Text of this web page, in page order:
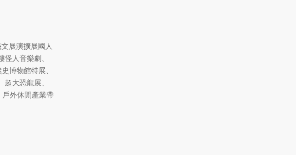
展演擴展國人
人音樂劇、
博物館特展、
大恐龍展、
外休閒產業帶